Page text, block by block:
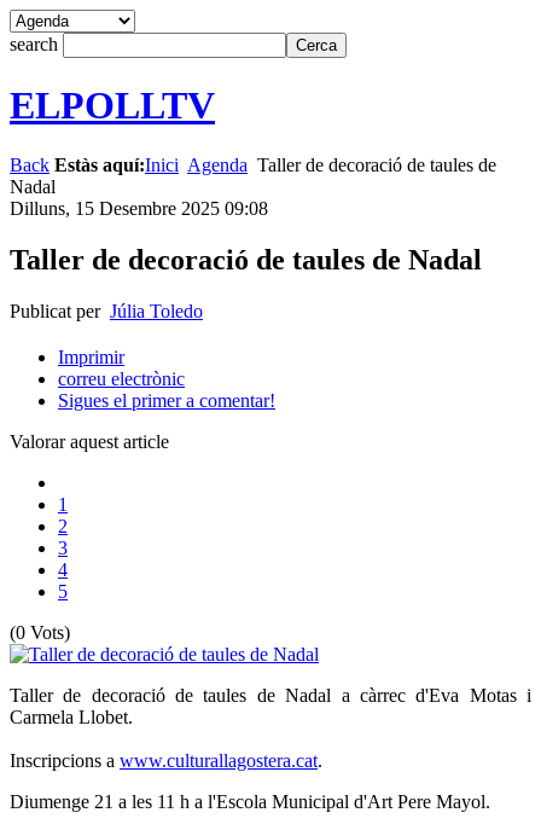
search
ELPOLLTV
Back Estàs aquí:Inici Agenda Taller de decoració de taules de
Nadal
Dilluns, 15 Desembre 2025 09:08
Taller de decoració de taules de Nadal
Publicat per Júlia Toledo
Imprimir
correu electrònic
Sigues el primer a comentar!
Valorar aquest article
1
2
3
4
5
(0 Vots)
Taller de decoració de taules de Nadal a càrrec d'Eva Motas i
Carmela Llobet.
Inscripcions a www.culturallagostera.cat.
Diumenge 21 a les 11 h a l'Escola Municipal d'Art Pere Mayol.